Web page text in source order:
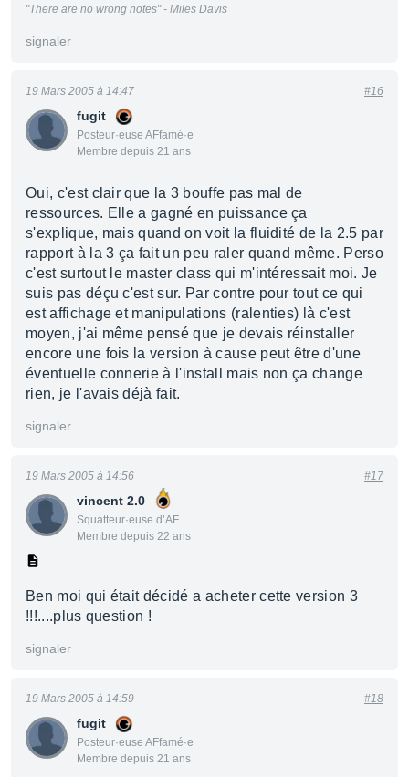
"There are no wrong notes" - Miles Davis
signaler
fugit
Posteur·euse AFfamé·e
Membre depuis 21 ans
19 Mars 2005 à 14:47 #16
Oui, c'est clair que la 3 bouffe pas mal de
ressources. Elle a gagné en puissance ça
s'explique, mais quand on voit la fluidité de la 2.5 par
rapport à la 3 ça fait un peu raler quand même. Perso
c'est surtout le master class qui m'intéressait moi. Je
suis pas déçu c'est sur. Par contre pour tout ce qui
est affichage et manipulations (ralenties) là c'est
moyen, j'ai même pensé que je devais réinstaller
encore une fois la version à cause peut être d'une
éventuelle connerie à l'install mais non ça change
rien, je l'avais déjà fait.
signaler
vincent 2.0
Squatteur·euse d’AF
Membre depuis 22 ans
19 Mars 2005 à 14:56 #17
Ben moi qui était décidé a acheter cette version 3
!!!....plus question !
signaler
fugit
Posteur·euse AFfamé·e
Membre depuis 21 ans
19 Mars 2005 à 14:59 #18